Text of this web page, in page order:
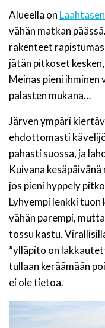
Alueella on
vähän matkan
rakenteet
jätän pitkoset
Meinas pieni ihminen
palasten mukana…
Järven ympäri
ehdottomasti
pahasti suossa, ja
Kuivana
jos pieni hyppely
Lyhyempi lenkki
vähän parempi,
tossu kastu.
”ylläpito on
tullaan keräämään
ei ole tietoa.